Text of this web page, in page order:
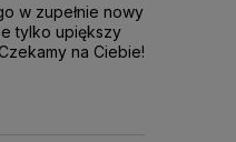
w zupełnie nowy
tylko upiększy
na Ciebie!